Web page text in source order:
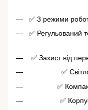
✅ 3 режими
✅ Регульований
✅ Захист від
✅
✅
✅